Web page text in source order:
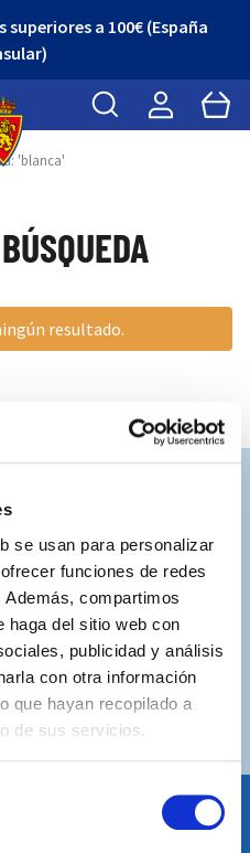
se usan para personalizar
funciones de redes
compartimos
haga del sitio web con
publicidad y análisis
con otra información
que hayan recopilado a
de sus servicios.
a 100€ (España
Buscar Cart
'blanca'
resultado.
a 100€ (España peninsular)
a través de tarjeta o